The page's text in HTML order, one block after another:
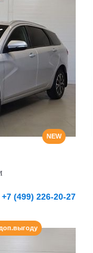
NEW
+7 (499) 226-20-27